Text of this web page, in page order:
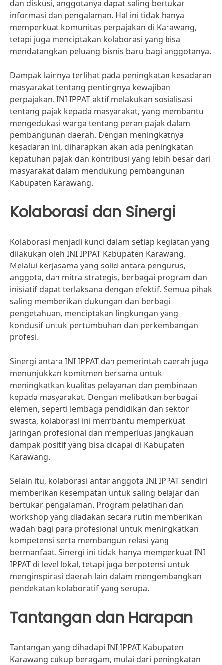
dan diskusi, anggotanya dapat saling bertukar
informasi dan pengalaman. Hal ini tidak hanya
memperkuat komunitas perpajakan di Karawang,
tetapi juga menciptakan kolaborasi yang bisa
mendatangkan peluang bisnis baru bagi anggotanya.
Dampak lainnya terlihat pada peningkatan kesadaran
masyarakat tentang pentingnya kewajiban
perpajakan. INI IPPAT aktif melakukan sosialisasi
tentang pajak kepada masyarakat, yang membantu
mengedukasi warga tentang peran pajak dalam
pembangunan daerah. Dengan meningkatnya
kesadaran ini, diharapkan akan ada peningkatan
kepatuhan pajak dan kontribusi yang lebih besar dari
masyarakat dalam mendukung pembangunan
Kabupaten Karawang.
Kolaborasi dan Sinergi
Kolaborasi menjadi kunci dalam setiap kegiatan yang
dilakukan oleh INI IPPAT Kabupaten Karawang.
Melalui kerjasama yang solid antara pengurus,
anggota, dan mitra strategis, berbagai program dan
inisiatif dapat terlaksana dengan efektif. Semua pihak
saling memberikan dukungan dan berbagi
pengetahuan, menciptakan lingkungan yang
kondusif untuk pertumbuhan dan perkembangan
profesi.
Sinergi antara INI IPPAT dan pemerintah daerah juga
menunjukkan komitmen bersama untuk
meningkatkan kualitas pelayanan dan pembinaan
kepada masyarakat. Dengan melibatkan berbagai
elemen, seperti lembaga pendidikan dan sektor
swasta, kolaborasi ini membantu memperkuat
jaringan profesional dan memperluas jangkauan
dampak positif yang bisa dicapai di Kabupaten
Karawang.
Selain itu, kolaborasi antar anggota INI IPPAT sendiri
memberikan kesempatan untuk saling belajar dan
bertukar pengalaman. Program pelatihan dan
workshop yang diadakan secara rutin memberikan
wadah bagi para profesional untuk meningkatkan
kompetensi serta membangun relasi yang
bermanfaat. Sinergi ini tidak hanya memperkuat INI
IPPAT di level lokal, tetapi juga berpotensi untuk
menginspirasi daerah lain dalam mengembangkan
pendekatan kolaboratif yang serupa.
Tantangan dan Harapan
Tantangan yang dihadapi INI IPPAT Kabupaten
Karawang cukup beragam, mulai dari peningkatan